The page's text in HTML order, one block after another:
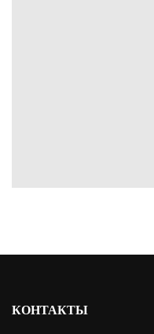
КОНТАКТЫ